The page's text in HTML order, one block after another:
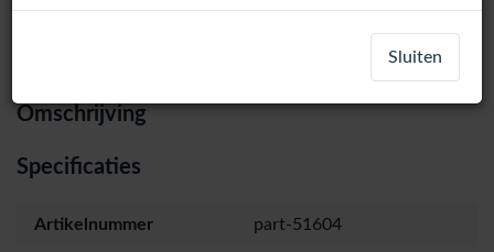
Omschrijving
Specificaties
Artikelnummer part-51604
Sluiten